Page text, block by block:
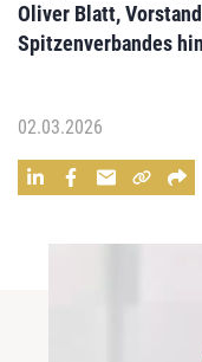
Oliver Blatt,
Spitzenverbandes
02.03.2026